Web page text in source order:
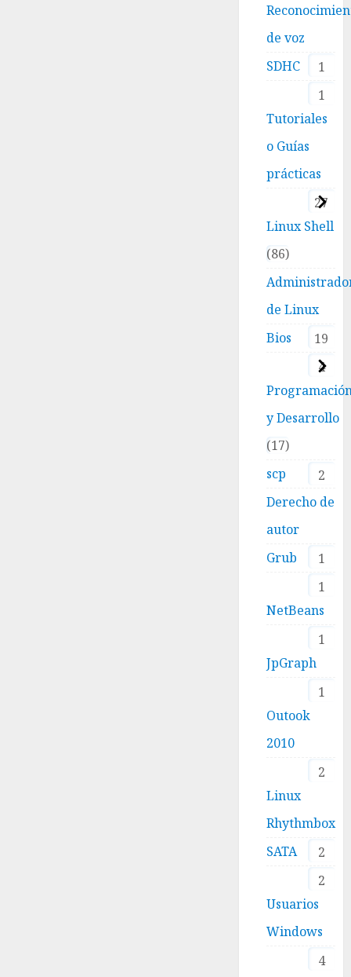
de voz
1
SDHC
1
Tutoriales
o Guías
prácticas
27
Linux Shell
86
de Linux
19
Bios
4
y Desarrollo
17
scp
2
Derecho de
autor
1
Grub
1
NetBeans
1
JpGraph
1
Outook
2010
2
Linux
Rhythmbox
2
SATA
2
Usuarios
Windows
4